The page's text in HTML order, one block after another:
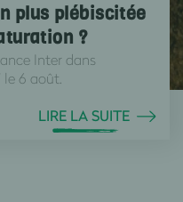
plus plébiscitée
?
Inter dans
le 6 août.
LIRE LA SUITE